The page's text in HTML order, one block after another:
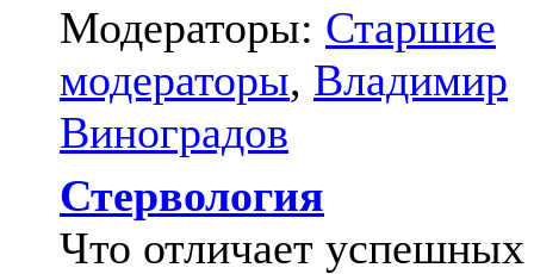
Модераторы: Старшие
модераторы, Владимир
Виноградов
Стервология
Что отличает успешных